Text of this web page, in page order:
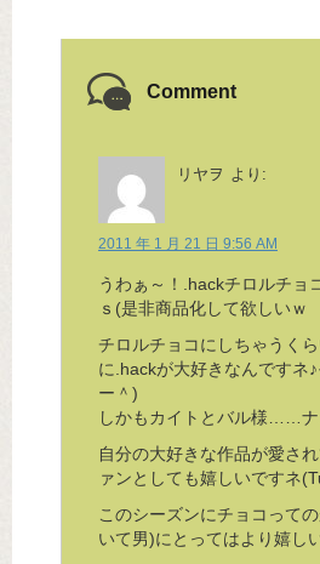
Comment
リヤヲ より:
2011 年 1 月 21 日 9:56 AM
うわぁ～！.hackチロルチョ
ｓ(是非商品化して欲しいｗ
チロルチョコにしちゃうく
に.hackが大好きなんですネ♪
ー＾)
しかもカイトとバル様……ナ
自分の大好きな作品が愛さ
ァンとしても嬉しいですネ
このシーズンにチョコって
いて男)にとってはより嬉し